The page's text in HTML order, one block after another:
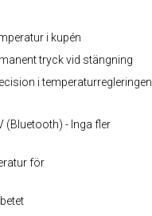
i kupén
tryck vid stängning
i temperaturregleringen
(Bluetooth) - Inga fler
för